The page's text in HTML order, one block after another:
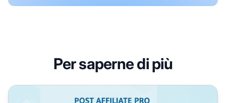
Per saperne di più
Funzionalità chiave di Post Affiliate Pro: Guida completa